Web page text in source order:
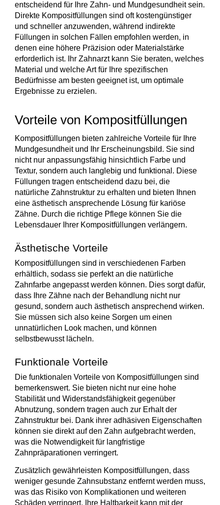
entscheidend für Ihre Zahn- und Mundgesundheitsein.
Direkte Kompositfüllungen sind oft kostengünstiger
und schneller anzuwenden, während indirekte
Füllungen in solchen Fällen empfohlen werden, in
denen eine höhere Präzision oder Materialstärke
erforderlich ist. Ihr Zahnarzt kann Sie beraten, welches
Material und welche Art für Ihre spezifischen
Bedürfnisse am besten geeignet ist, um optimale
Ergebnisse zu erzielen.
Vorteile von Kompositfüllungen
Kompositfüllungen bieten zahlreiche Vorteile für Ihre
Mundgesundheit und Ihr Erscheinungsbild. Sie sind
nicht nur anpassungsfähig hinsichtlich Farbe und
Textur, sondern auch langlebig und funktional. Diese
Füllungen tragen entscheidend dazu bei, die
natürliche Zahnstruktur zu erhalten und bieten Ihnen
eine ästhetisch ansprechende Lösung für kariöse
Zähne. Durch die richtige Pflege können Sie die
Lebensdauer Ihrer Kompositfüllungen verlängern.
Ästhetische Vorteile
Kompositfüllungen sind in verschiedenen Farben
erhältlich, sodass sie perfekt an die natürliche
Zahnfarbe angepasst werden können. Dies sorgt dafür,
dass Ihre Zähne nach der Behandlung nicht nur
gesund, sondern auch ästhetisch ansprechend wirken.
Sie müssen sich also keine Sorgen um einen
unnatürlichen Look machen, und können
selbstbewusst lächeln.
Funktionale Vorteile
Die funktionalen Vorteile von Kompositfüllungen sind
bemerkenswert. Sie bieten nicht nur eine hohe
Stabilitätund Widerstandsfähigkeit gegenüber
Abnutzung, sondern tragen auch zur Erhaltder
Zahnstruktur bei. Dank ihrer adhäsiven Eigenschaften
können sie direkt auf den Zahn aufgebracht werden,
was die Notwendigkeit für langfristige
Zahnpräparationen verringert.
Zusätzlich gewährleisten Kompositfüllungen, dass
weniger gesunde Zahnsubstanz entfernt werden muss,
was das Risiko von Komplikationen und weiteren
Schäden verringert. Ihre Haltbarkeitkann mit der